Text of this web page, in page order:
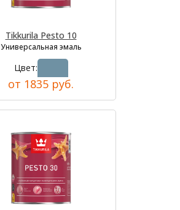
Tikkurila Pesto 10
Универсальная эмаль
Цвет:
от 1835 руб.